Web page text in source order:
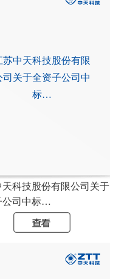
苏中天科技股份有限
司关于全资子公司中
标…
天科技股份有限公司关于
公司中标…